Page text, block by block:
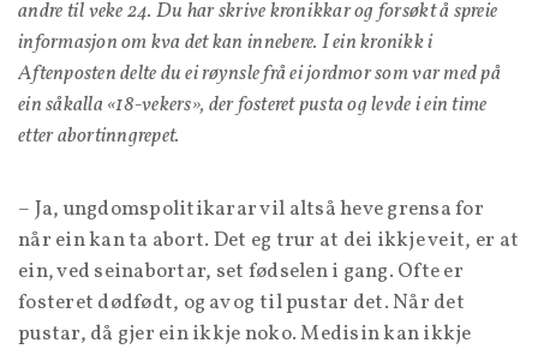
andre til veke 24. Du har skrive kronikkar og forsøkt å spreie
informasjon om kva det kan innebere. I ein kronikk i
Aftenposten delte du ei røynsle frå ei jordmor som var med på
ein såkalla «18-vekers», der fosteret pusta og levde i ein time
etter abortinngrepet.
– Ja, ungdomspolitikarar vil altså heve grensa for
når ein kan ta abort. Det eg trur at dei ikkje veit, er at
ein, ved seinabortar, set fødselen i gang. Ofte er
fosteret dødfødt, og av og til pustar det. Når det
pustar, då gjer ein ikkje noko. Medisin kan ikkje